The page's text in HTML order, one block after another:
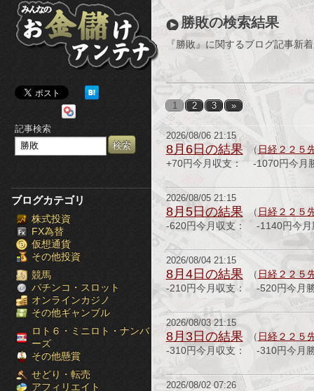
み
ん
な
の
お
金
儲
け
ア
ン
テ
ナ
［ブ
ロ
グ
記事検索
ブログカテゴリ
株式投資
FX為替
仮想通貨
その他投資
競馬
パチンコ・スロット
オンラインカジノ
その他ギャンブル
ロト６・ミニロト・ナンバ
ーズ
その他懸賞
せどり・転売
アフィリエイト
勝敗の検索結果
『勝敗』に関するブログ記事新
1 2 3 »
2026/08/06 21:15
8月6日の結果 （日経２２５
+70円今月収支： -1070円今月
2026/08/05 21:15
8月5日の結果 （ 日経２２５
-620円今月収支： -1140円今
2026/08/04 21:15
8月4日の結果 （ 日経２２５
-210円今月収支： -520円今月
2026/08/03 21:15
8月3日の結果 （ 日経２２５
-310円今月収支： -310円今月
2026/08/02 07:26